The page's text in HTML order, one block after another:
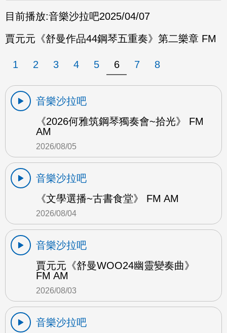
目前播放:音樂沙拉吧2025/04/07
賈元元《舒曼作品44鋼琴五重奏》第二樂章 FM
1 2 3 4 5 6 7 8
音樂沙拉吧
《2026何雅筑鋼琴獨奏會~拾光》 FM
AM
2026/08/05
音樂沙拉吧
《文學選播~古書食堂》 FM AM
2026/08/04
音樂沙拉吧
賈元元《舒曼WOO24幽靈變奏曲》
FM AM
2026/08/03
音樂沙拉吧